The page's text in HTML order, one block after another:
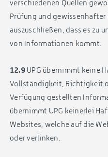
verschiedenen Quellen
Prüfung und
auszuschließen, dass es zu
von Informationen kommt.
12.9UPG übernimmt keine
Vollständigkeit, Richtigkeit
Verfügung gestellten
übernimmt UPG keinerlei
Websites, welche auf die
oder verlinken.